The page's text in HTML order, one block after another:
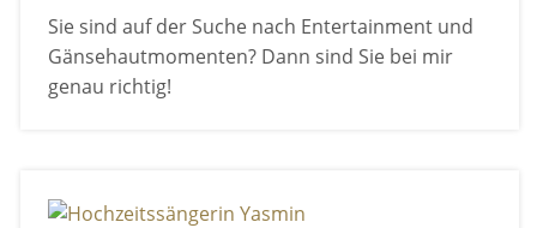
Sie sind auf der Suche nach Entertainment und
Gänsehautmomenten? Dann sind Sie bei mir
genau richtig!